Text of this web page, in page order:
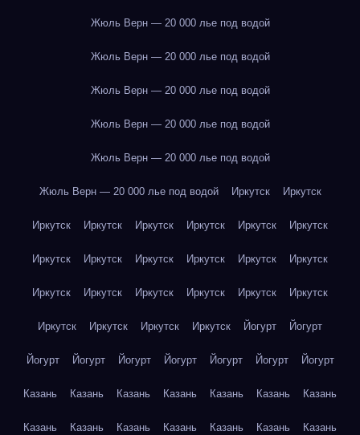
Жюль Верн — 20 000 лье под водой
Жюль Верн — 20 000 лье под водой
Жюль Верн — 20 000 лье под водой
Жюль Верн — 20 000 лье под водой
Жюль Верн — 20 000 лье под водой
Жюль Верн — 20 000 лье под водой Иркутск Иркутск
Иркутск Иркутск Иркутск Иркутск Иркутск Иркутск
Иркутск Иркутск Иркутск Иркутск Иркутск Иркутск
Иркутск Иркутск Иркутск Иркутск Иркутск Иркутск
Иркутск Иркутск Иркутск Иркутск Йогурт Йогурт
Йогурт Йогурт Йогурт Йогурт Йогурт Йогурт Йогурт
Казань Казань Казань Казань Казань Казань Казань
Казань Казань Казань Казань Казань Казань Казань